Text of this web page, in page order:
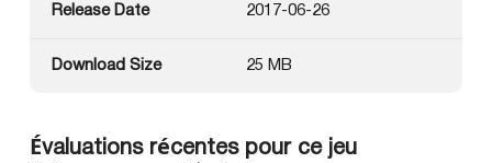
Release Date 2017-06-26
Download Size 25 MB
Évaluations récentes pour ce jeu